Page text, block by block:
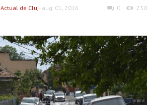
Actual de Cluj- aug. 01, 2016 0 230